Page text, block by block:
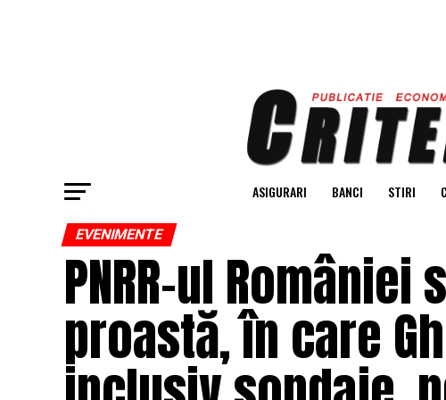
ASIGURARI BANCI STIRI
EVENIMENTE
PNRR-ul
proastă, în care